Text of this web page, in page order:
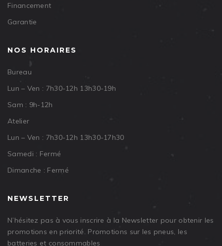
Financement
Garantie
NOS HORAIRES
Bureau
Lun – Ven : 7h30-12h 13h30-19h
Sam : 9h-12h
Atelier
Lun – Ven : 7h30-12h 13h30-17h30
Samedi : Fermé
Dimanche : Fermé
NEWSLETTER
N’hésitez pas à vous inscrire à la Newsletter pour obtenir les
promotions en priorité. Promotions sur les pneus, les
batteries et consommables